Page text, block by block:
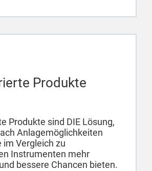
Produkte
Produkte sind DIE Lösung,
Anlagemöglichkeiten
im Vergleich zu
Instrumenten mehr
bessere Chancen bieten.